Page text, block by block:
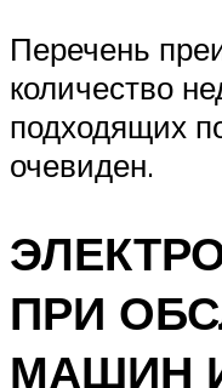
Перечень
количество
подходящих
очевиден.
ПРИ
МАШИН